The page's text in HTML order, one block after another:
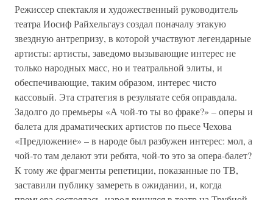
Режиссер спектакля и художественный руководитель
театра Иосиф Райхельгауз создал поначалу этакую
звездную антрепризу, в которой участвуют легендарные
артисты: артисты, заведомо вызывающие интерес не
только народных масс, но и театральной элиты, и
обеспечивающие, таким образом, интерес чисто
кассовый. Эта стратегия в результате себя оправдала.
Задолго до премьеры «А чой-то ты во фраке?» – оперы и
балета для драматических артистов по пьесе Чехова
«Предложение» – в народе был разбужен интерес: мол, а
чой-то там делают эти ребята, чой-то это за опера-балет?
К тому же фрагменты репетиции, показанные по ТВ,
заставили публику замереть в ожидании, и, когда